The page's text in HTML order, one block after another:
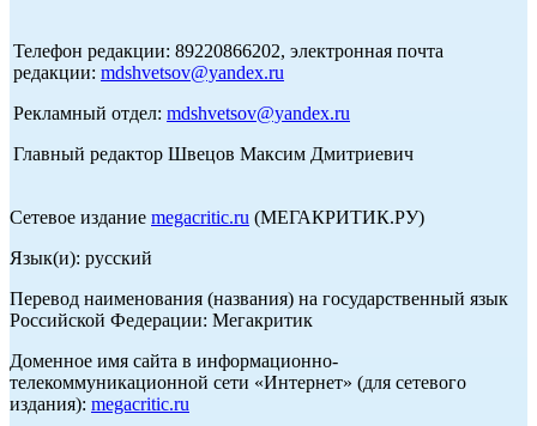
Телефон редакции: 89220866202, электронная почта
редакции: mdshvetsov@yandex.ru
Рекламный отдел: mdshvetsov@yandex.ru
Главный редактор Швецов Максим Дмитриевич
Сетевое издание megacritic.ru (МЕГАКРИТИК.РУ)
Язык(и): русский
Перевод наименования (названия) на государственный язык
Российской Федерации: Мегакритик
Доменное имя сайта в информационно-
телекоммуникационной сети «Интернет» (для сетевого
издания): megacritic.ru